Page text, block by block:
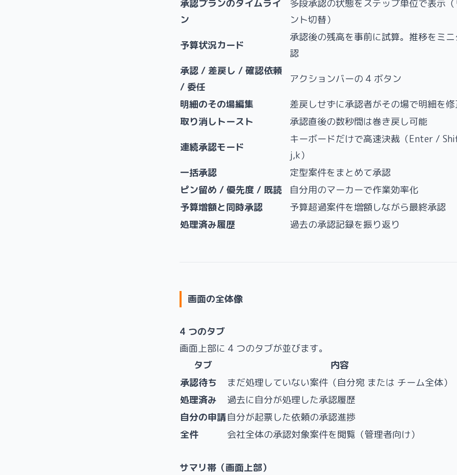
承認プランのタイムライ
ン
多段承認の状態をステップ単位で表示
ント切替）
予算状況カード
承認後の残高を事前に試算。推移をミ
認
承認 / 差戻し / 確認依頼
/ 委任
アクションバーの 4 ボタン
明細のその場編集
差戻しせずに承認者がその場で明細を
取り消しトースト
承認直後の数秒間は巻き戻し可能
連続承認モード
キーボードだけで高速決裁（Enter /
j,k）
一括承認
定型案件をまとめて承認
ピン留め / 優先度 / 既読
自分用のマーカーで作業効率化
予算増額と同時承認
予算超過案件を増額しながら最終承認
処理済み履歴
過去の承認記録を振り返り
画面の全体像
4 つのタブ
画面上部に 4 つのタブが並びます。
タブ
内容
承認待ち
まだ処理していない案件（自分宛 または チーム全体）
処理済み
過去に自分が処理した承認履歴
自分の申請自分が起票した依頼の承認進捗
全件
会社全体の承認対象案件を閲覧（管理者向け）
サマリ帯（画面上部）